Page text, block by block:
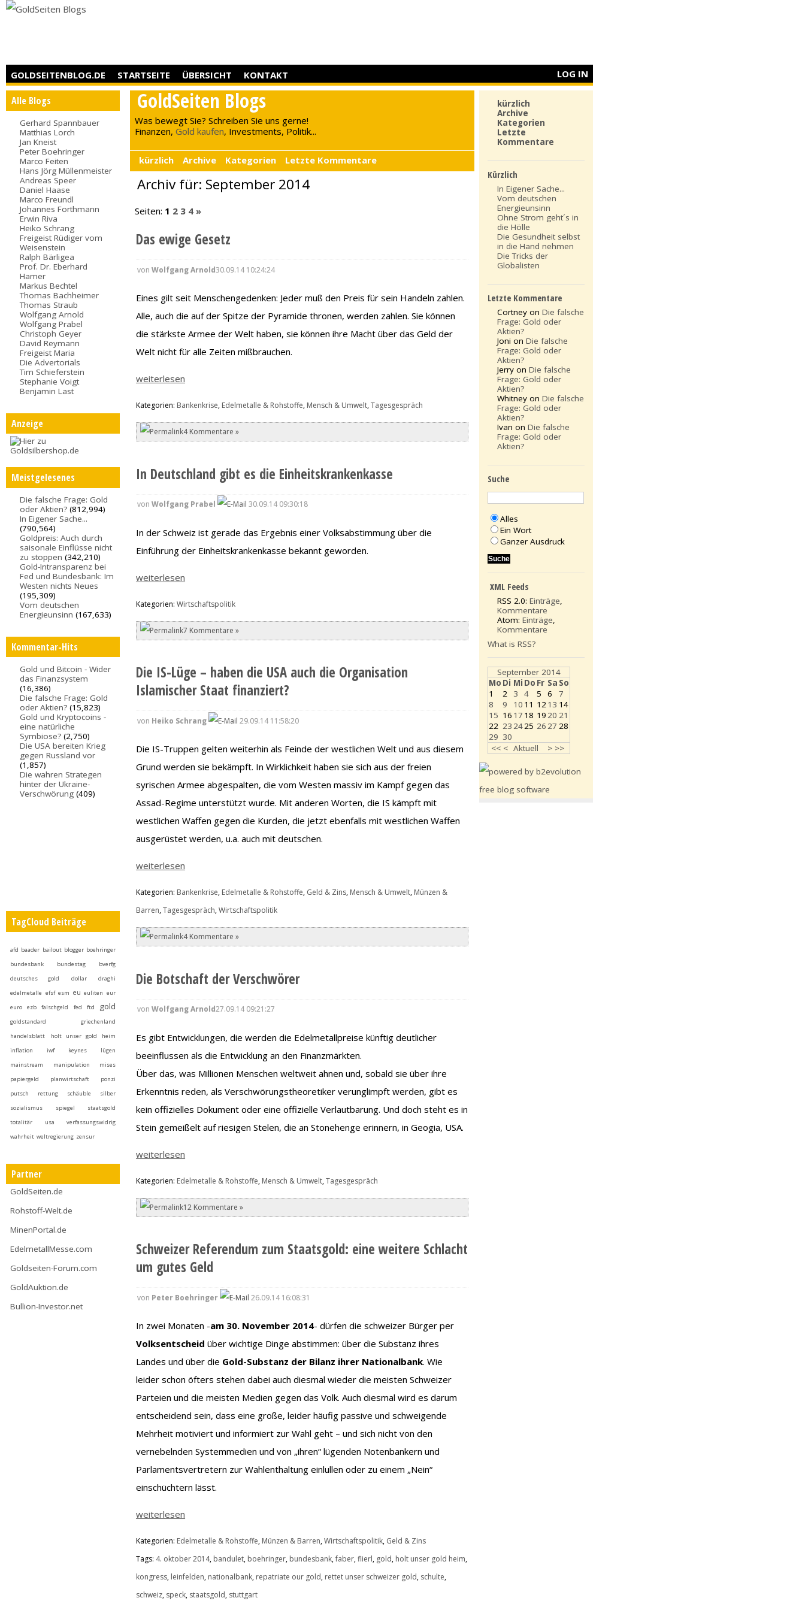
GOLDSEITENBLOG.DE STARTSEITE ÜBERSICHT KONTAKT LOG IN
Alle Blogs
Gerhard Spannbauer
Matthias Lorch
Jan Kneist
Peter Boehringer
Marco Feiten
Hans Jörg Müllenmeister
Andreas Speer
Daniel Haase
Marco Freundl
Johannes Forthmann
Erwin Riva
Heiko Schrang
Freigeist Rüdiger vom
Weisenstein
Ralph Bärligea
Prof. Dr. Eberhard
Hamer
Markus Bechtel
Thomas Bachheimer
Thomas Straub
Wolfgang Arnold
Wolfgang Prabel
Christoph Geyer
David Reymann
Freigeist Maria
Die Advertorials
Tim Schieferstein
Stephanie Voigt
Benjamin Last
Anzeige
Meistgelesenes
Die falsche Frage: Gold
oder Aktien? (812,994)
In Eigener Sache...
(790,564)
Goldpreis: Auch durch
saisonale Einflüsse nicht
zu stoppen (342,210)
Gold-Intransparenz bei
Fed und Bundesbank: Im
Westen nichts Neues
(195,309)
Vom deutschen
Energieunsinn (167,633)
Kommentar-Hits
Gold und Bitcoin - Wider
das Finanzsystem
(16,386)
Die falsche Frage: Gold
oder Aktien? (15,823)
Gold und Kryptocoins -
eine natürliche
Symbiose? (2,750)
Die USA bereiten Krieg
gegen Russland vor
(1,857)
Die wahren Strategen
hinter der Ukraine-
Verschwörung (409)
TagCloud Beiträge
afd baader bailout blogger boehringer
bundesbank
bundestag
bverfg
deutsches gold
dollar
draghi
edelmetalle efsf esm eu euliten eur
euro
ezb falschgeld fed ftd gold
goldstandard
griechenland
handelsblatt
holt unser gold heim
inflation
iwf keynes
lügen
mainstream
manipulation
mises
papiergeld
planwirtschaft
ponzi
putsch
rettung schäuble
silber
sozialismus
spiegel
staatsgold
totalitär
usa
verfassungswidrig
wahrheit weltregierung zensur
Partner
GoldSeiten.de
Rohstoff-Welt.de
MinenPortal.de
EdelmetallMesse.com
Goldseiten-Forum.com
GoldAuktion.de
Bullion-Investor.net
GoldSeiten Blogs
Was bewegt Sie? Schreiben Sie uns gerne!
Finanzen,Gold kaufen, Investments, Politik...
kürzlich Archive Kategorien Letzte Kommentare
Archiv für: September 2014
Seiten: 1 2 3 4 »
Das ewige Gesetz
von Wolfgang Arnold30.09.14 10:24:24
Eines gilt seit Menschengedenken: Jeder muß den Preis für sein Handeln zahlen.
Alle, auch die auf der Spitze der Pyramide thronen, werden zahlen. Sie können
die stärkste Armee der Welt haben, sie können ihre Macht über das Geld der
Welt nicht für alle Zeiten mißbrauchen.
weiterlesen
Kategorien: Bankenkrise, Edelmetalle & Rohstoffe, Mensch & Umwelt,Tagesgespräch
4 Kommentare »
In Deutschland gibt es die Einheitskrankenkasse
von Wolfgang Prabel 30.09.14 09:30:18
In der Schweiz ist gerade das Ergebnis einer Volksabstimmung über die
Einführung der Einheitskrankenkasse bekannt geworden.
weiterlesen
Kategorien:Wirtschaftspolitik
7 Kommentare »
Die IS-Lüge – haben die USA auch die Organisation
Islamischer Staat finanziert?
von Heiko Schrang 29.09.14 11:58:20
Die IS-Truppen gelten weiterhin als Feinde der westlichen Welt und aus diesem
Grund werden sie bekämpft. In Wirklichkeit haben sie sich aus der freien
syrischen Armee abgespalten, die vom Westen massiv im Kampf gegen das
Assad-Regime unterstützt wurde. Mit anderen Worten, die IS kämpft mit
westlichen Waffen gegen die Kurden, die jetzt ebenfalls mit westlichen Waffen
ausgerüstet werden, u.a. auch mit deutschen.
weiterlesen
Kategorien: Bankenkrise, Edelmetalle & Rohstoffe, Geld & Zins, Mensch & Umwelt, Münzen &
Barren,Tagesgespräch,Wirtschaftspolitik
4 Kommentare »
Die Botschaft der Verschwörer
von Wolfgang Arnold27.09.14 09:21:27
Es gibt Entwicklungen, die werden die Edelmetallpreise künftig deutlicher
beeinflussen als die Entwicklung an den Finanzmärkten.
Über das, was Millionen Menschen weltweit ahnen und, sobald sie über ihre
Erkenntnis reden, als Verschwörungstheoretiker verunglimpft werden, gibt es
kein offizielles Dokument oder eine offizielle Verlautbarung. Und doch steht es in
Stein gemeißelt auf riesigen Stelen, die an Stonehenge erinnern, in Geogia, USA.
weiterlesen
Kategorien: Edelmetalle & Rohstoffe, Mensch & Umwelt,Tagesgespräch
12 Kommentare »
Schweizer Referendum zum Staatsgold: eine weitere Schlacht
um gutes Geld
von Peter Boehringer 26.09.14 16:08:31
In zwei Monaten -am 30. November 2014- dürfen die schweizer Bürger per
Volksentscheid über wichtige Dinge abstimmen: über die Substanz ihres
Landes und über die Gold-Substanz der Bilanz ihrer Nationalbank. Wie
leider schon öfters stehen dabei auch diesmal wieder die meisten Schweizer
Parteien und die meisten Medien gegen das Volk. Auch diesmal wird es darum
entscheidend sein, dass eine große, leider häufig passive und schweigende
Mehrheit motiviert und informiert zur Wahl geht – und sich nicht von den
vernebelnden Systemmedien und von „ihren“ lügenden Notenbankern und
Parlamentsvertretern zur Wahlenthaltung einlullen oder zu einem „Nein“
einschüchtern lässt.
weiterlesen
Kategorien: Edelmetalle & Rohstoffe, Münzen & Barren,Wirtschaftspolitik, Geld & Zins
Tags: 4. oktober 2014, bandulet, boehringer, bundesbank,faber,flierl, gold, holt unser gold heim,
kongress, leinfelden, nationalbank, repatriate our gold, rettet unser schweizer gold, schulte,
schweiz, speck, staatsgold, stuttgart
kürzlich
Archive
Kategorien
Letzte
Kommentare
Kürzlich
In Eigener Sache...
Vom deutschen
Energieunsinn
Ohne Strom geht´s in
die Hölle
Die Gesundheit selbst
in die Hand nehmen
Die Tricks der
Globalisten
Letzte Kommentare
Cortney onDie falsche
Frage: Gold oder
Aktien?
Joni onDie falsche
Frage: Gold oder
Aktien?
Jerry onDie falsche
Frage: Gold oder
Aktien?
Whitney onDie falsche
Frage: Gold oder
Aktien?
Ivan onDie falsche
Frage: Gold oder
Aktien?
Suche
Alles
Ein Wort
Ganzer Ausdruck
XML Feeds
RSS 2.0:Einträge,
Kommentare
Atom:Einträge,
Kommentare
What is RSS?
September 2014
Mo Di Mi Do Fr Sa So
<< < Aktuell > >>
1 2 3 4 5 6
7
8
9 10 11 1213 14
15 16 17 18 1920 21
22 232425 2627 28
29 30